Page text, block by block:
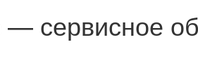
сервисное